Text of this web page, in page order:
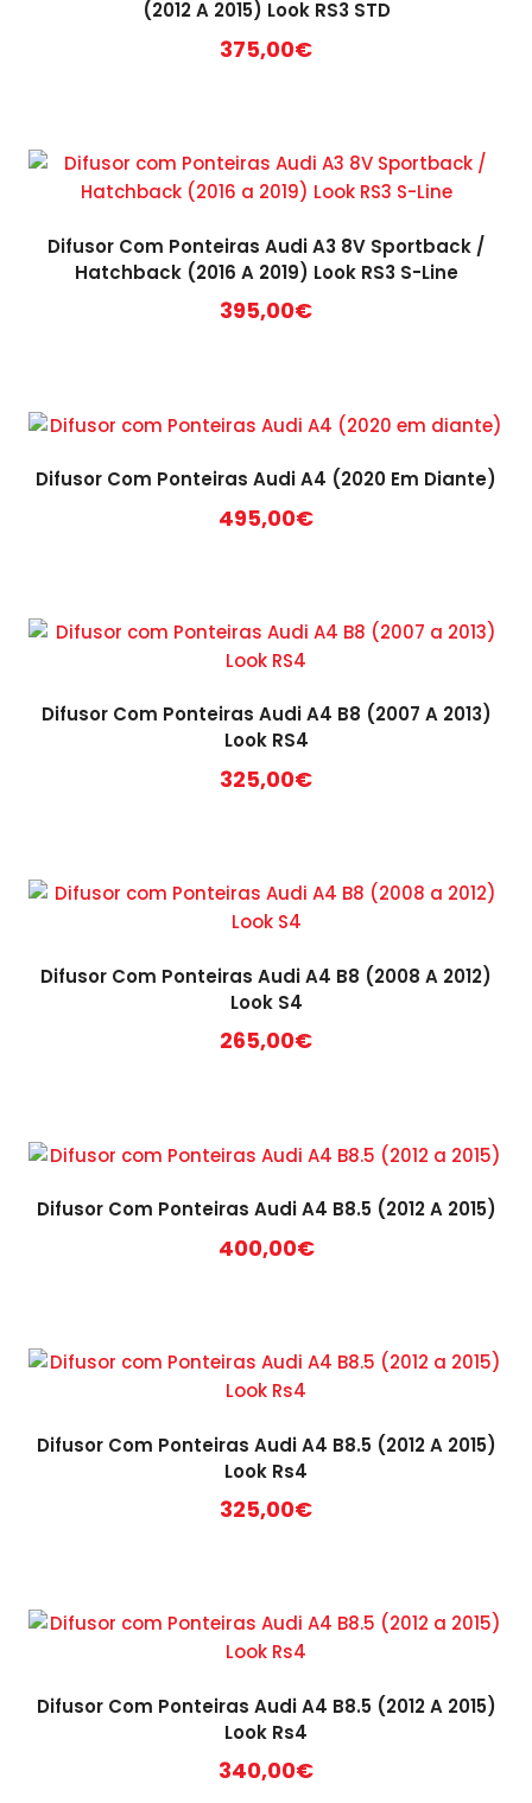
(2012 A 2015) Look RS3 STD
375,00€
Difusor Com Ponteiras Audi A3 8V Sportback /
Hatchback (2016 A 2019) Look RS3 S-Line
395,00€
Difusor Com Ponteiras Audi A4 (2020 Em Diante)
495,00€
Difusor Com Ponteiras Audi A4 B8 (2007 A 2013)
Look RS4
325,00€
Difusor Com Ponteiras Audi A4 B8 (2008 A 2012)
Look S4
265,00€
Difusor Com Ponteiras Audi A4 B8.5 (2012 A 2015)
400,00€
Difusor Com Ponteiras Audi A4 B8.5 (2012 A 2015)
Look Rs4
325,00€
Difusor Com Ponteiras Audi A4 B8.5 (2012 A 2015)
Look Rs4
340,00€